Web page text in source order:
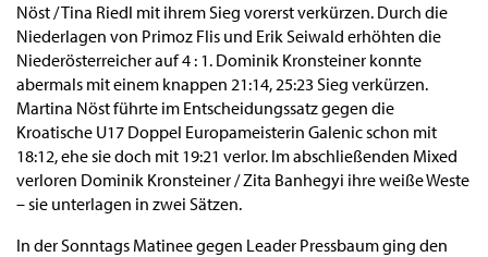
Nöst / Tina Riedl mit ihrem Sieg vorerst verkürzen. Durch die
Niederlagen von Primoz Flis und Erik Seiwald erhöhten die
Niederösterreicher auf 4 : 1. Dominik Kronsteiner konnte
abermals mit einem knappen 21:14, 25:23 Sieg verkürzen.
Martina Nöst führte im Entscheidungssatz gegen die
Kroatische U17 Doppel Europameisterin Galenic schon mit
18:12, ehe sie doch mit 19:21 verlor. Im abschließenden Mixed
verloren Dominik Kronsteiner / Zita Banhegyi ihre weiße Weste
– sie unterlagen in zwei Sätzen.
In der Sonntags Matinee gegen Leader Pressbaum ging den